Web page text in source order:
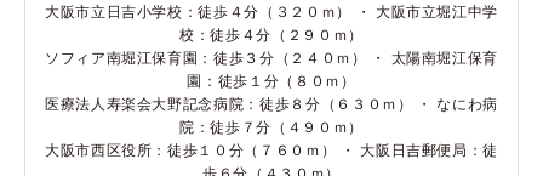
大阪市立日吉小学校：徒歩４分（３２０ｍ） ・ 大阪市立堀江中学
校：徒歩４分（２９０ｍ）
ソフィア南堀江保育園：徒歩３分（２４０ｍ） ・ 太陽南堀江保育
園：徒歩１分（８０ｍ）
医療法人寿楽会大野記念病院：徒歩８分（６３０ｍ） ・ なにわ病
院：徒歩７分（４９０ｍ）
大阪市西区役所：徒歩１０分（７６０ｍ） ・ 大阪日吉郵便局：徒